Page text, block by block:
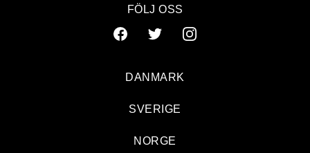
FÖLJ OSS
DANMARK
SVERIGE
NORGE